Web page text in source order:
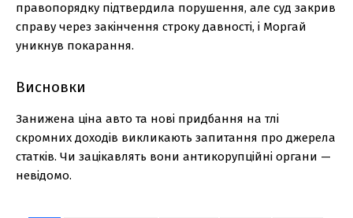
правопорядку підтвердила порушення, але суд закрив
справу через закінчення строку давності, і Моргай
уникнув покарання.
Висновки
Занижена ціна авто та нові придбання на тлі
скромних доходів викликають запитання про джерела
статків. Чи зацікавлять вони антикорупційні органи —
невідомо.